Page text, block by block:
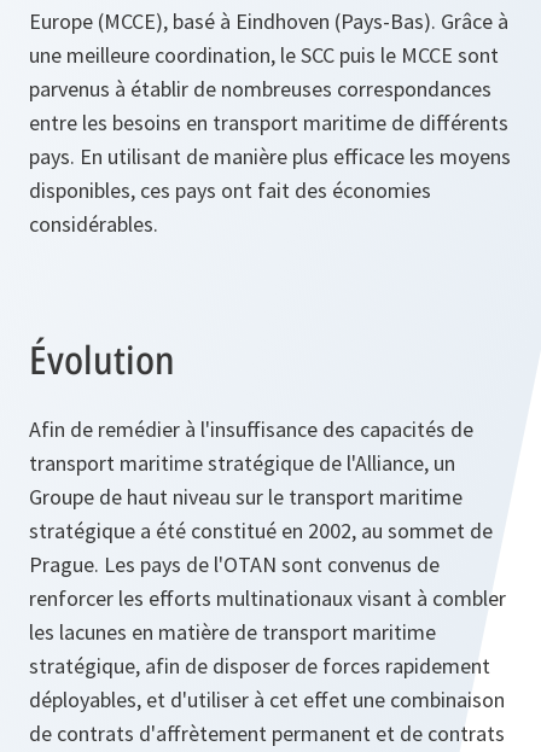
Europe (MCCE), basé à Eindhoven (Pays-Bas). Grâce à
une meilleure coordination, le SCC puis le MCCE sont
parvenus à établir de nombreuses correspondances
entre les besoins en transport maritime de différents
pays. En utilisant de manière plus efficace les moyens
disponibles, ces pays ont fait des économies
considérables.
Évolution
Afin de remédier à l'insuffisance des capacités de
transport maritime stratégique de l'Alliance, un
Groupe de haut niveau sur le transport maritime
stratégique a été constitué en 2002, au sommet de
Prague. Les pays de l'OTAN sont convenus de
renforcer les efforts multinationaux visant à combler
les lacunes en matière de transport maritime
stratégique, afin de disposer de forces rapidement
déployables, et d'utiliser à cet effet une combinaison
de contrats d'affrètement permanent et de contrats